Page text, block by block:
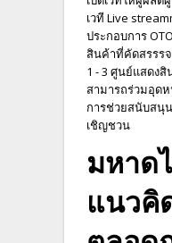
เวที Live
ประกอบการ
สินค้าที่คัดสรรร
1 - 3 ศูนย์แสดง
สามารถร่วมอุด
การช่วยสนับสนุ
เชิญชวน
มหาด
แนวคิ